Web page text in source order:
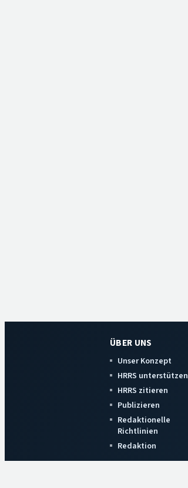
ÜBER UNS
Unser Konzept
HRRS unterstützen
HRRS zitieren
Publizieren
Redaktionelle
Richtlinien
Redaktion